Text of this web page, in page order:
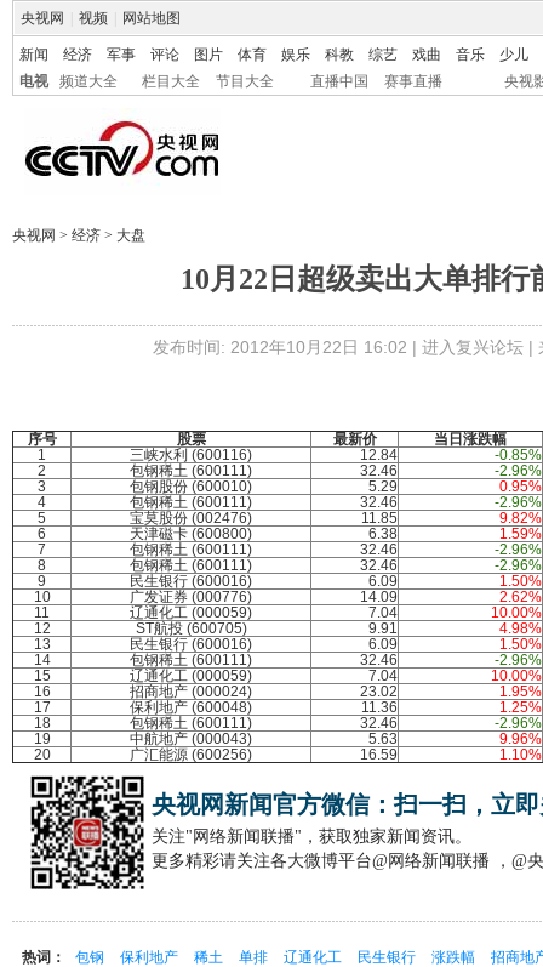
央视网 视频 网站地图
新闻 经济 军事 评论 图片 体育 娱乐 科教 综艺 戏曲 音乐
少儿
电视
频道大全 栏目大全 节目大全 直播中国 赛事直播 央视
央视网 > 经济 > 大盘
10月22日超级卖出大单排行
发布时间: 2012年10月22日 16:02 | 进入复兴论坛|
序号 股票 最新价
当日涨跌幅
1
三峡水利 (600116) 12.84
-0.85%
2
包钢稀土 (600111) 32.46
-2.96%
3
包钢股份 (600010) 5.29
0.95%
4
包钢稀土 (600111) 32.46
-2.96%
5
宝莫股份 (002476) 11.85
9.82%
6
天津磁卡 (600800) 6.38
1.59%
7
包钢稀土 (600111) 32.46
-2.96%
8
包钢稀土 (600111) 32.46
-2.96%
9
民生银行 (600016) 6.09
1.50%
10
广发证券 (000776) 14.09
2.62%
11
辽通化工 (000059) 7.04
10.00%
12
ST航投 (600705) 9.91
4.98%
13
民生银行 (600016) 6.09
1.50%
14
包钢稀土 (600111) 32.46
-2.96%
15
辽通化工 (000059) 7.04
10.00%
16
招商地产 (000024) 23.02
1.95%
17
保利地产 (600048) 11.36
1.25%
18
包钢稀土 (600111) 32.46
-2.96%
19
中航地产 (000043) 5.63
9.96%
20
广汇能源 (600256) 16.59 1.10%
央视网新闻官方微信：扫一扫，立
关注"网络新闻联播"，获取独家新闻资讯。
更多精彩请关注各大微博平台@网络新闻联播 ，@
热词： 包钢 保利地产 稀土 单排 辽通化工 民生银行 涨跌幅
招商地